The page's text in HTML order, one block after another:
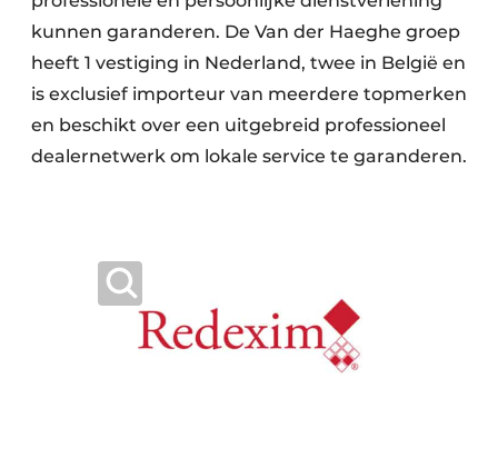
kunnen garanderen. De Van der Haeghe groep
heeft 1 vestiging in Nederland, twee in België en
is exclusief importeur van meerdere topmerken
en beschikt over een uitgebreid professioneel
dealernetwerk om lokale service te garanderen.